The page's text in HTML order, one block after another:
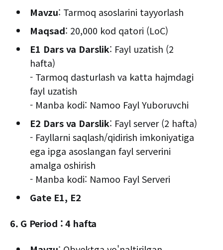
Mavzu: Tarmoq asoslarini tayyorlash
Maqsad: 20,000 kod qatori (LoC)
E1 Dars va Darslik: Fayl uzatish (2
hafta)
- Tarmoq dasturlash va katta hajmdagi
fayl uzatish
- Manba kodi: Namoo Fayl Yuboruvchi
E2 Dars va Darslik: Fayl server (2 hafta)
- Fayllarni saqlash/qidirish imkoniyatiga
ega ipga asoslangan fayl serverini
amalga oshirish
- Manba kodi: Namoo Fayl Serveri
Gate E1, E2
6. G Period : 4 hafta